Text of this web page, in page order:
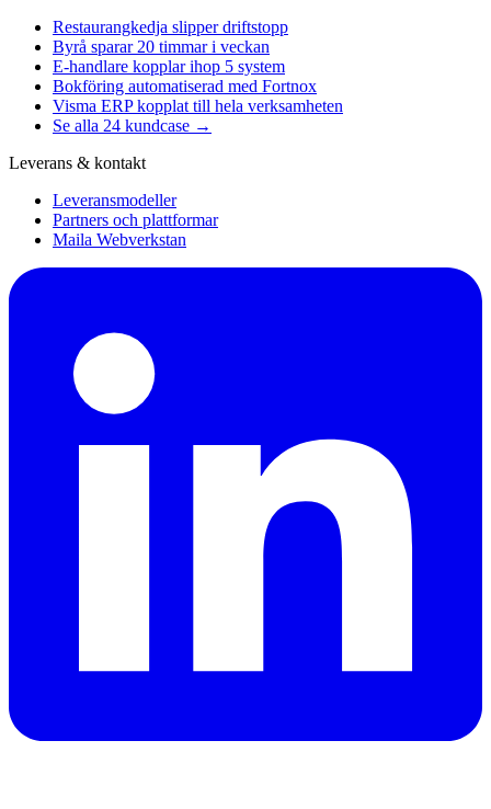
Restaurangkedja slipper driftstopp
Byrå sparar 20 timmar i veckan
E-handlare kopplar ihop 5 system
Bokföring automatiserad med Fortnox
Visma ERP kopplat till hela verksamheten
Se alla 24 kundcase →
Leverans & kontakt
Leveransmodeller
Partners och plattformar
Maila Webverkstan